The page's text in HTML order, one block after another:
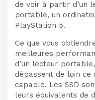
de voir à partir d’un
portable, un
PlayStation 5.
Ce que vous
meilleures
d’un lecteur
dépassent de loin ce
capable. Les SSD
leurs équivalents de